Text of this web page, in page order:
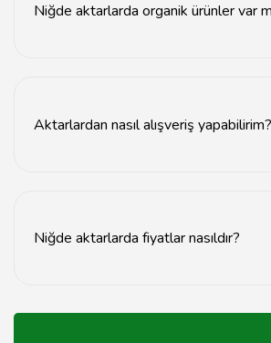
Niğde aktarlarda organik ürünler var
Aktarlardan nasıl alışveriş yapabilirim?
Niğde aktarlarda fiyatlar nasıldır?
göre değişiklik göstermektedir.